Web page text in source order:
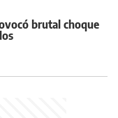
brutal choque